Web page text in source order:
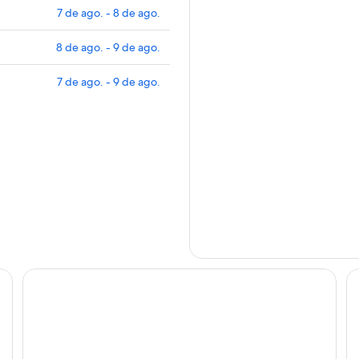
7 de ago. - 8 de ago.
8 de ago. - 9 de ago.
7 de ago. - 9 de ago.
Hotel Metrópole Maringá